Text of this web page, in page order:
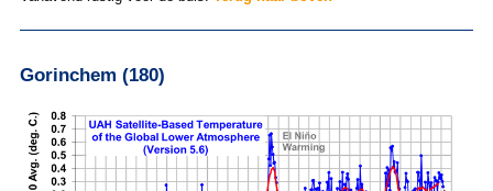
Gorinchem (180)